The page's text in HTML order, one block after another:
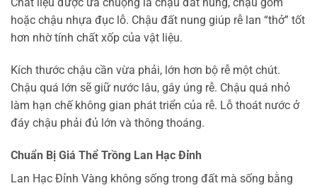
Chất liệu được ưa chuộng là chậu đất nung, chậu gốm
hoặc chậu nhựa đục lỗ. Chậu đất nung giúp rễ lan “thở” tốt
hơn nhờ tính chất xốp của vật liệu.
Kích thước chậu cần vừa phải, lớn hơn bộ rễ một chút.
Chậu quá lớn sẽ giữ nước lâu, gây úng rễ. Chậu quá nhỏ
làm hạn chế không gian phát triển của rễ. Lỗ thoát nước ở
đáy chậu phải đủ lớn và thông thoáng.
Chuẩn Bị Giá Thể Trồng Lan Hạc Đỉnh
Lan Hạc Đỉnh Vàng không sống trong đất mà sống bằng